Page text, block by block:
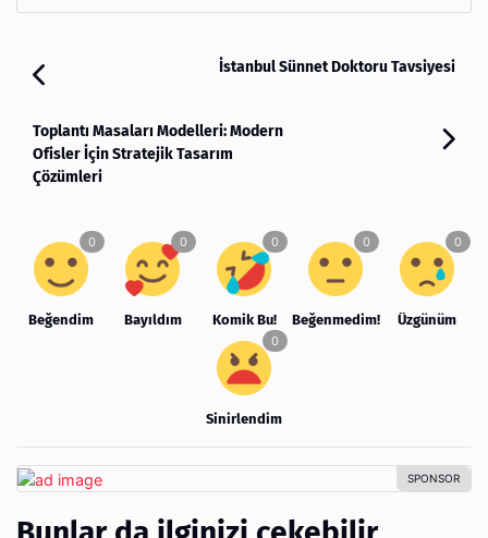
İstanbul Sünnet Doktoru Tavsiyesi
Toplantı Masaları Modelleri: Modern
Ofisler İçin Stratejik Tasarım
Çözümleri
Beğendim Bayıldım Komik Bu! Beğenmedim! Üzgünüm
Sinirlendim